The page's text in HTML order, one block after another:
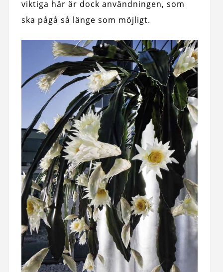
viktiga här är dock användningen, som
ska pågå så länge som möjligt.